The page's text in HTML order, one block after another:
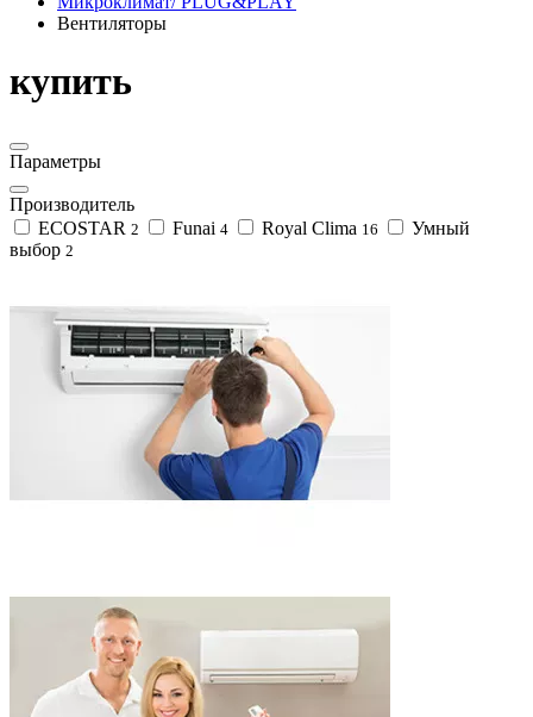
Вентиляторы
купить
Параметры
Производитель
ECOSTAR 2 Funai 4 Royal Clima 16
Умный
выбор 2